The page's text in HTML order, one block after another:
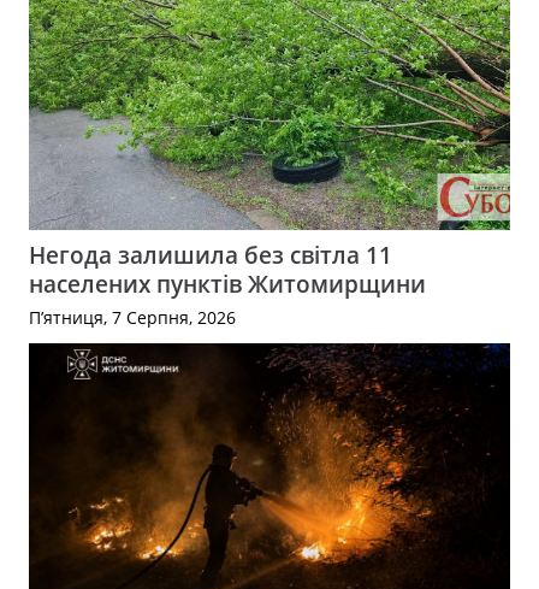
Негода залишила без світла 11
населених пунктів Житомирщини
П’ятниця, 7 Серпня, 2026